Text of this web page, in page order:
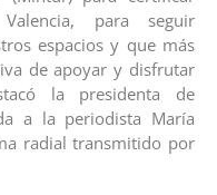
para seguir
espacios y que más
de apoyar y disfrutar
la presidenta de
a la periodista María
radial transmitido por